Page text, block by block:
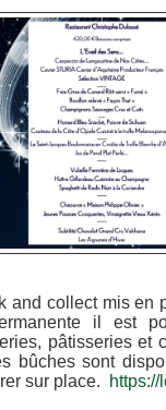
and collect mis en
il est
pâtisseries et
bûches sont
sur place.